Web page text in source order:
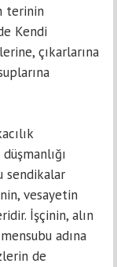
terinin
Kendi
çıkarlarına
sendikalar
vesayetin
İşçinin, alın
adına
de